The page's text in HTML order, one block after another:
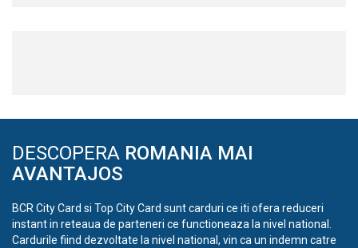
DESCOPERA ROMANIA MAI
AVANTAJOS
BCR City Card si Top City Card sunt carduri ce iti ofera reduceri
instant in reteaua de parteneri ce functioneaza la nivel national.
Cardurile fiind dezvoltate la nivel national, vin ca un indemn catre